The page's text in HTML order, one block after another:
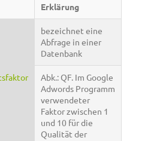
Erklärung
bezeichnet eine
Abfrage in einer
Datenbank
Abk.: QF. Im Google
Adwords Programm
verwendeter
Faktor zwischen 1
und 10 für die
Qualität der